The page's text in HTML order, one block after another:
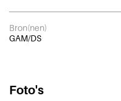
Bron(nen)
GAM/DS
Foto's